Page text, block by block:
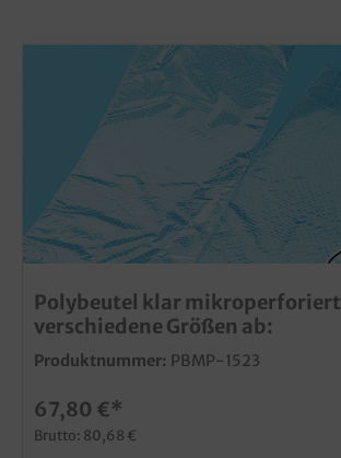
Polybeutel klar mikroperforiert
verschiedene Größen ab:
Produktnummer: PBMP-1523
67,80 €*
Brutto: 80,68 €